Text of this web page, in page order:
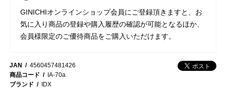
GINICHIオンラインショップ会員にご登録頂きますと、お
気に入り商品の登録や購入履歴の確認が可能となるほか、
会員様限定のご優待商品をご購入いただけます。
JAN
4560457481426
商品コード
IA-70a
ブランド
IDX